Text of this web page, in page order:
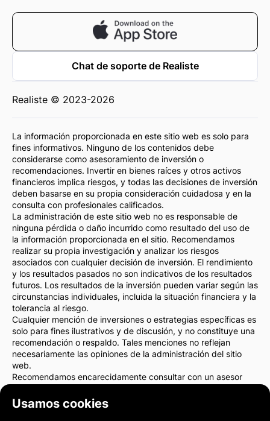
Usamos cookies
Chat de soporte de Realiste
Realiste © 2023-2026
La información proporcionada en este sitio web es solo para
fines informativos. Ninguno de los contenidos debe
considerarse como asesoramiento de inversión o
recomendaciones. Invertir en bienes raíces y otros activos
financieros implica riesgos, y todas las decisiones de inversión
deben basarse en su propia consideración cuidadosa y en la
consulta con profesionales calificados.
La administración de este sitio web no es responsable de
ninguna pérdida o daño incurrido como resultado del uso de
la información proporcionada en el sitio. Recomendamos
realizar su propia investigación y analizar los riesgos
asociados con cualquier decisión de inversión. El rendimiento
y los resultados pasados no son indicativos de los resultados
futuros. Los resultados de la inversión pueden variar según las
circunstancias individuales, incluida la situación financiera y la
tolerancia al riesgo.
Cualquier mención de inversiones o estrategias específicas es
solo para fines ilustrativos y de discusión, y no constituye una
recomendación o respaldo. Tales menciones no reflejan
necesariamente las opiniones de la administración del sitio
web.
Recomendamos encarecidamente consultar con un asesor
inversión. Usted es el único responsable de sus acciones de
inversión y de los riesgos asociados con ellas.